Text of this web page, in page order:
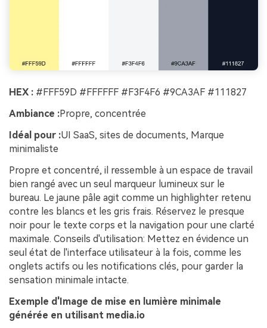
HEX : #FFF59D #FFFFFF #F3F4F6 #9CA3AF #111827
Ambiance :Propre, concentrée
Idéal pour :UI SaaS, sites de documents, Marque
minimaliste
Propre et concentré, il ressemble à un espace de travail
bien rangé avec un seul marqueur lumineux sur le
bureau. Le jaune pâle agit comme un highlighter retenu
contre les blancs et les gris frais. Réservez le presque
noir pour le texte corps et la navigation pour une clarté
maximale. Conseils d'utilisation: Mettez en évidence un
seul état de l'interface utilisateur à la fois, comme les
onglets actifs ou les notifications clés, pour garder la
sensation minimale intacte.
Exemple d'Image de mise en lumière minimale
générée en utilisant media.io